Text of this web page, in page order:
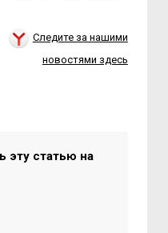
Следите за нашими
новостями здесь
эту статью на